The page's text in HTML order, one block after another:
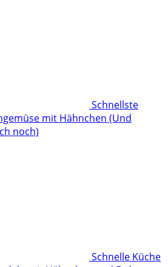
Schnellste
mit Hähnchen (Und
noch)
Schnelle Küche